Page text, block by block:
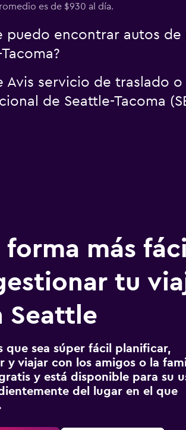
es de $930 al día.
puedo encontrar autos
Avis servicio de traslado
de Seattle-Tacoma
forma más fácil
tu
Seattle
que sea súper fácil planificar,
y viajar con los amigos o la
y está disponible para su
del lugar en el que